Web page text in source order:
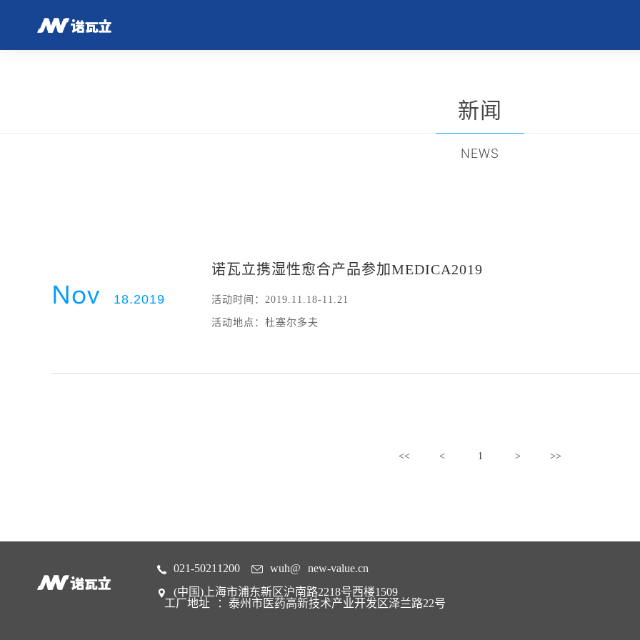
新闻
NEWS
Nov 18.2019
诺瓦立携湿性愈合产品参加MEDICA2019
活动时间：2019.11.18-11.21
活动地点：杜塞尔多夫
<< < 1 > >>
021-50211200 wuh@
new-value.cn
(中国)上海市浦东新区沪南路2218号西楼1509
工厂地址
：泰州市医药高新技术产业开发区泽兰路22号